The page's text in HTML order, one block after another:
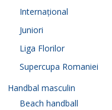
Internațional
Juniori
Liga Florilor
Supercupa Romaniei
Handbal masculin
Beach handball